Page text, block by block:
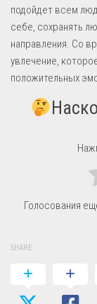
подойдет всем
себе, сохранять
направления. Со
увлечение,
положительных
Голосования
SHARE